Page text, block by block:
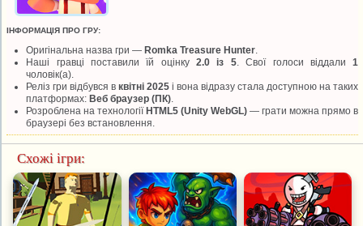
ІНФОРМАЦІЯ ПРО ГРУ:
Оригінальна назва гри —Romka Treasure Hunter
Наші гравці поставили їй оцінку2.0 із 5. Свої голоси віддали1
чоловік(а).
Реліз гри відбувся вквітні 2025 і вона відразу стала доступною на таких
платформах:Веб браузер (ПК)
Розроблена на технологіїHTML5 (Unity WebGL) — грати можна прямо в
браузері без встановлення.
Схожі ігри: